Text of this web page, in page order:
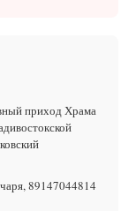
приход Храма
89147044814